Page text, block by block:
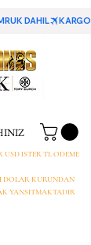
ISTER TL ODEME
DOLAR KURUNDAN
YANSITMAKTADIR